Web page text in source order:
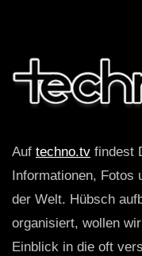
Auf techno.tv findest
Informationen, Fotos
der Welt. Hübsch
organisiert, wollen
Einblick in die oft